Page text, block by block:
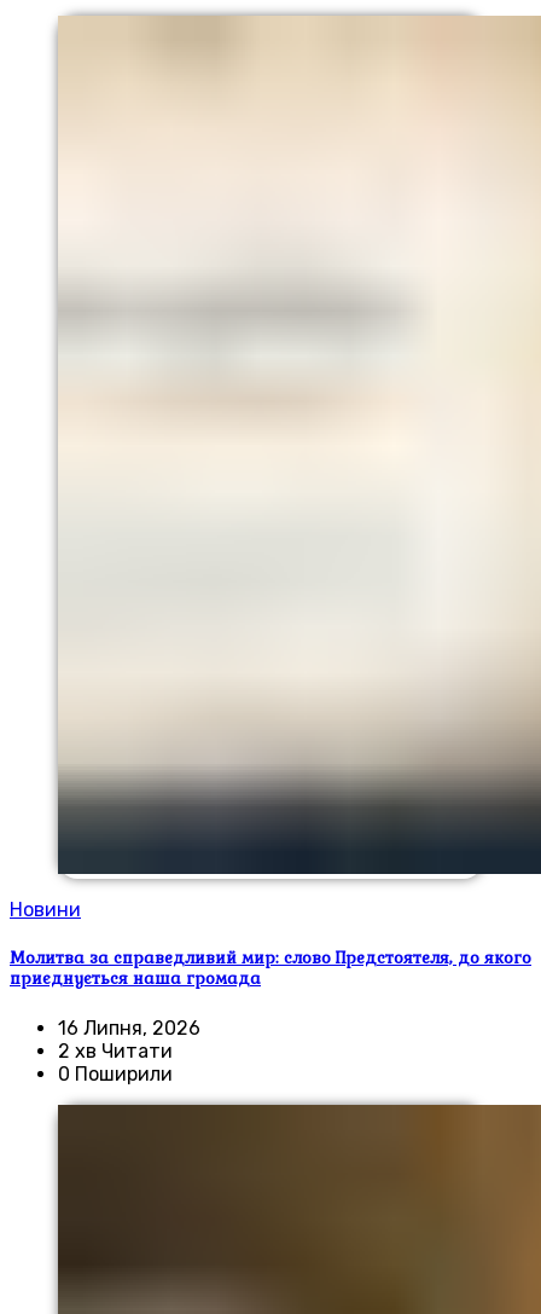
Новини
Молитва за справедливий мир: слово Предстоятеля, до якого
приєднується наша громада
16 Липня, 2026
2 хв Читати
0 Поширили